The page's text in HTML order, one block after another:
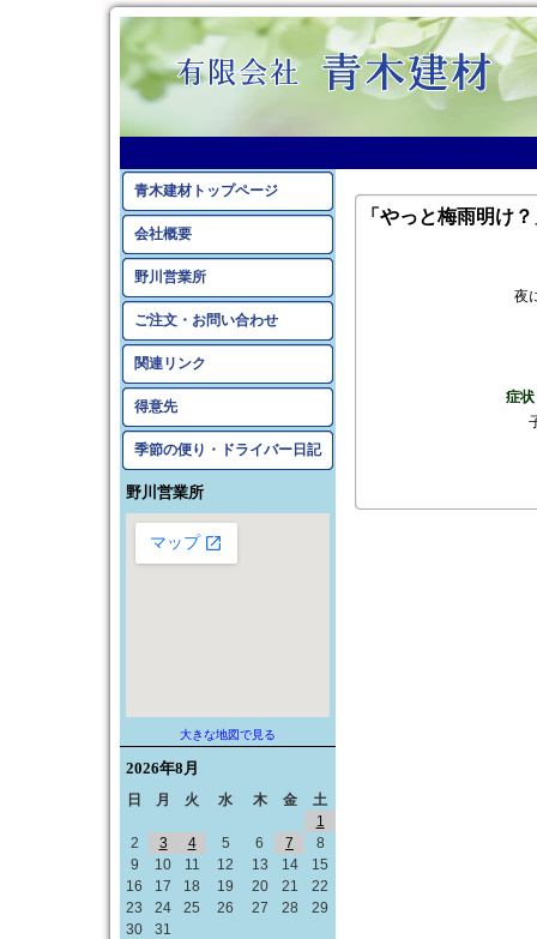
青木建材トップページ
会社概要
野川営業所
ご注文・お問い合わせ
関連リンク
得意先
季節の便り・ドライバー日記
野川営業所
大きな地図で見る
2026年8月
日 月 火 水 木 金 土
1
2
3 4 5 6 7
8
9
10 11 12 13 14
15
16
17 18 19 20 21
22
23
24 25 26 27 28
29
30
31
「やっと梅雨明け
夜
症状